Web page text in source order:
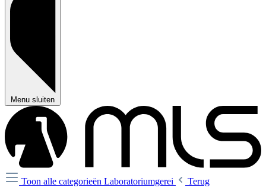
Menu sluiten
Toon alle categorieën Laboratoriumgerei
Terug